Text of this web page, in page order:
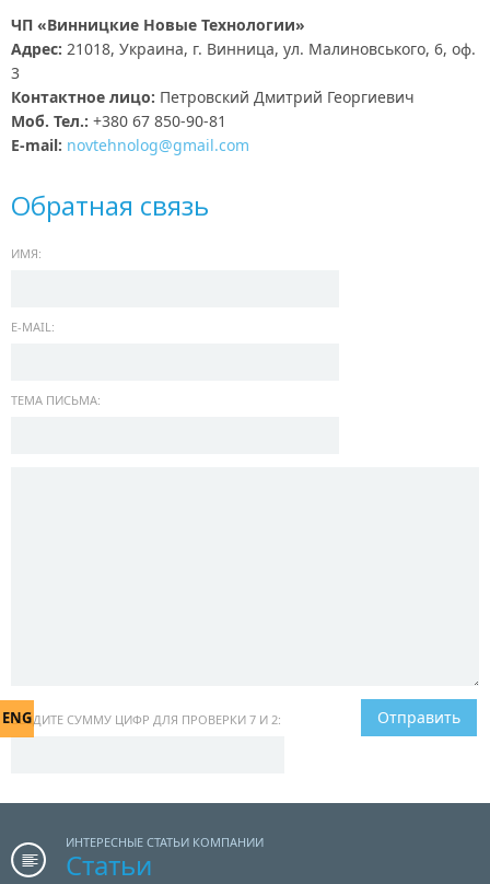
ENG
ЧП «Винницкие Новые Технологии»
Адрес: 21018, Украина, г. Винница, ул. Малиновського, 6, оф.
3
Контактное лицо: Петровский Дмитрий Георгиевич
Моб. Тел.: +380 67 850-90-81
E-mail: novtehnolog@gmail.com
Обратная связь
ИМЯ:
E-MAIL:
ТЕМА ПИСЬМА:
ВВЕДИТЕ СУММУ ЦИФР ДЛЯ ПРОВЕРКИ 7 И 2:
ИНТЕРЕСНЫЕ СТАТЬИ КОМПАНИИ
Статьи